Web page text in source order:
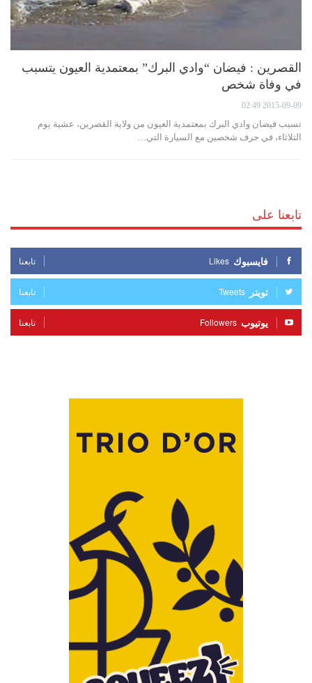
القصرين : فيضان “وادي البرك” بمعتمدية العيون يتسبب
في وفاة شخص
2015-09-09 02:49
تسبب فيضان وادي البرك بمعتمدية العيون من ولاية القصرين، عشية يوم
الثلاثاء، في جرف شخصين مع السيارة التي…
تابعنا على
فايسبوك Likes تابعنا
تويتر Tweets تابعنا
يوتيوب Followers تابعنا